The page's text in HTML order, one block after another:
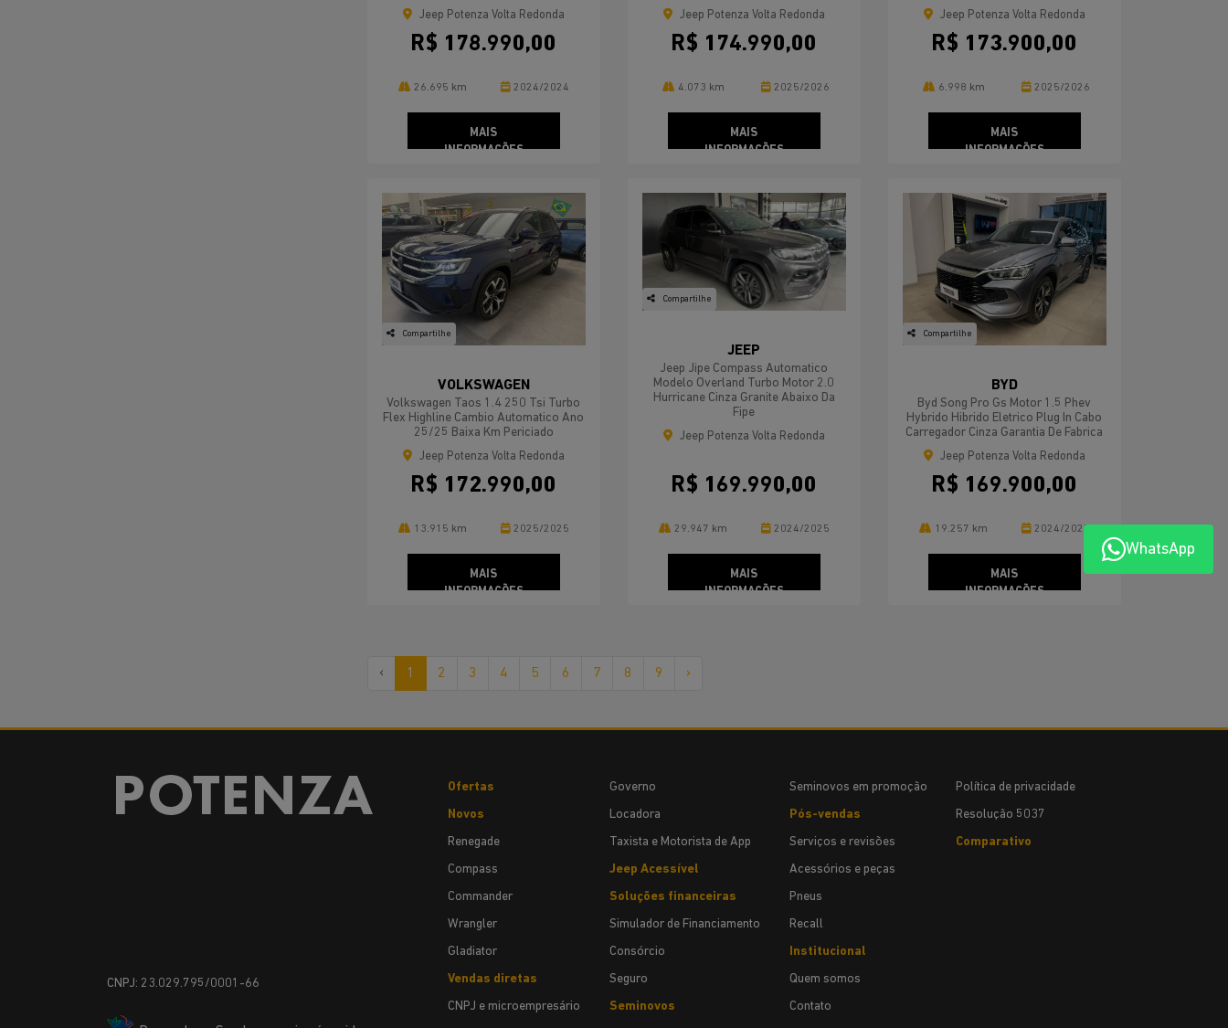
Jeep Potenza Volta Redonda
R$ 178.990,00
26.695 km 2024/2024
MAIS
INFORMAÇÕES
Jeep Potenza Volta Redonda
R$ 174.990,00
4.073 km 2025/2026
MAIS
INFORMAÇÕES
Jeep Potenza Volta Redonda
R$ 173.900,00
6.998 km 2025/2026
MAIS
INFORMAÇÕES
Compartilhe
VOLKSWAGEN
Volkswagen Taos 1.4 250 Tsi Turbo
Flex Highline Cambio Automatico Ano
25/25 Baixa Km Periciado
Jeep Potenza Volta Redonda
R$ 172.990,00
13.915 km 2025/2025
MAIS
INFORMAÇÕES
Compartilhe
JEEP
Jeep Jipe Compass Automatico
Modelo Overland Turbo Motor 2.0
Hurricane Cinza Granite Abaixo Da
Fipe
Jeep Potenza Volta Redonda
R$ 169.990,00
29.947 km 2024/2025
MAIS
INFORMAÇÕES
Compartilhe
BYD
Byd Song Pro Gs Motor 1.5 Phev
Hybrido Hibrido Eletrico Plug In Cabo
Carregador Cinza Garantia De Fabrica
Jeep Potenza Volta Redonda
R$ 169.900,00
19.257 km 2024/2025
MAIS
INFORMAÇÕES
‹ 1 2 3 4 5 6 7 8 9 ›
WhatsApp
CNPJ: 23.029.795/0001-66
Ofertas
Novos
Renegade
Compass
Commander
Wrangler
Gladiator
Vendas diretas
CNPJ e microempresário
Governo
Locadora
Taxista e Motorista de App
Jeep Acessível
Soluções financeiras
Simulador de Financiamento
Consórcio
Seguro
Seminovos
Seminovos em promoção
Pós-vendas
Serviços e revisões
Acessórios e peças
Pneus
Recall
Institucional
Quem somos
Contato
Política de privacidade
Resolução 5037
Comparativo